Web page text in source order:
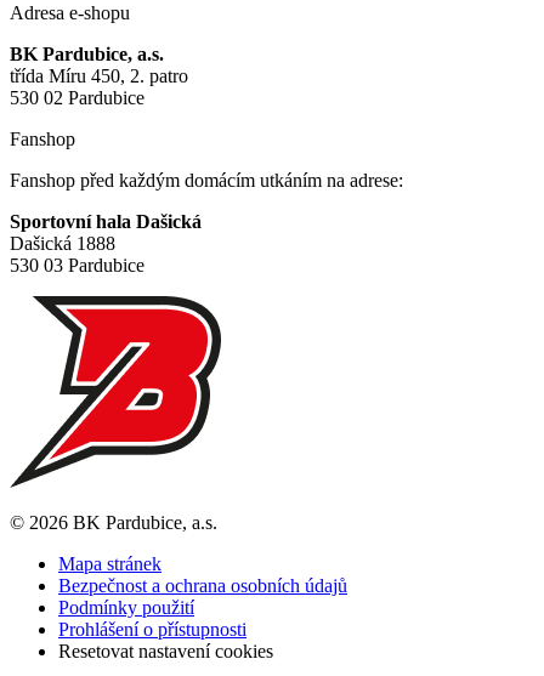
Adresa e-shopu
BK Pardubice, a.s.
třída Míru 450, 2. patro
530 02 Pardubice
Fanshop
Fanshop před každým domácím utkáním na adrese:
Sportovní hala Dašická
Dašická 1888
530 03 Pardubice
© 2026 BK Pardubice, a.s.
Mapa stránek
Bezpečnost a ochrana osobních údajů
Podmínky použití
Prohlášení o přístupnosti
Resetovat nastavení cookies